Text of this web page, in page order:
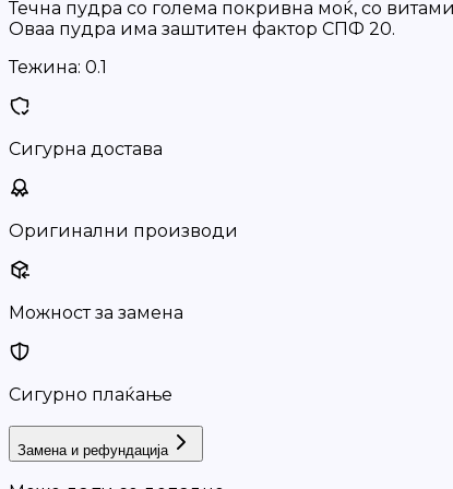
Течна пудра со голема покривна моќ, со
Оваа пудра има заштитен фактор СПФ 20.
Тежина: 0.1
Сигурна достава
Оригинални производи
Можност за замена
Сигурно плаќање
Замена и рефундација